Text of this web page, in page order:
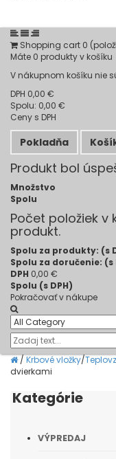
Shopping cart 0
Máte 0 produkty v košíku
V nákupnom košíku nie
DPH 0,00 €
Spolu: 0,00 €
Ceny s DPH
Pokladňa
Produkt bol
Množstvo
Spolu
Počet položiek v
produkt.
Spolu za produkty: (s
Spolu za doručenie: (s
DPH 0,00 €
Spolu (s DPH)
Pokračovať v nákupe
/ Krbové vložky/
dvierkami
Kategórie
VÝPREDAJ